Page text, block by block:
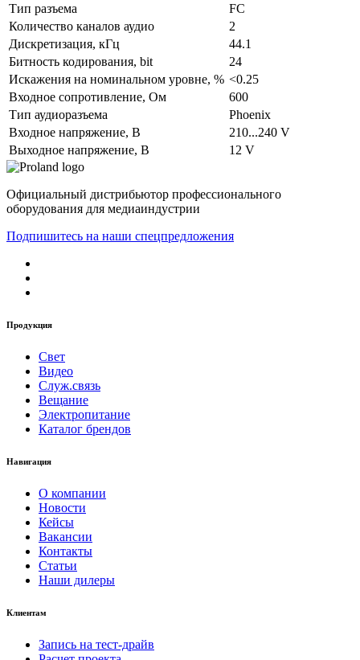
Тип разъема
FC
Количество каналов аудио
2
Дискретизация, кГц
44.1
Битность кодирования, bit
24
Искажения на номинальном уровне, % <0.25
Входное сопротивление, Ом
600
Тип аудиоразъема
Phoenix
Входное напряжение, В
210...240 V
Выходное напряжение, В
12 V
Официальный дистрибьютор профессионального
оборудования для медиаиндустрии
Подпишитесь на наши спецпредложения
Продукция
Свет
Видео
Служ.связь
Вещание
Электропитание
Каталог брендов
Навигация
О компании
Новости
Кейсы
Вакансии
Контакты
Статьи
Наши дилеры
Клиентам
Запись на тест-драйв